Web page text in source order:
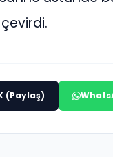
(Paylaş)